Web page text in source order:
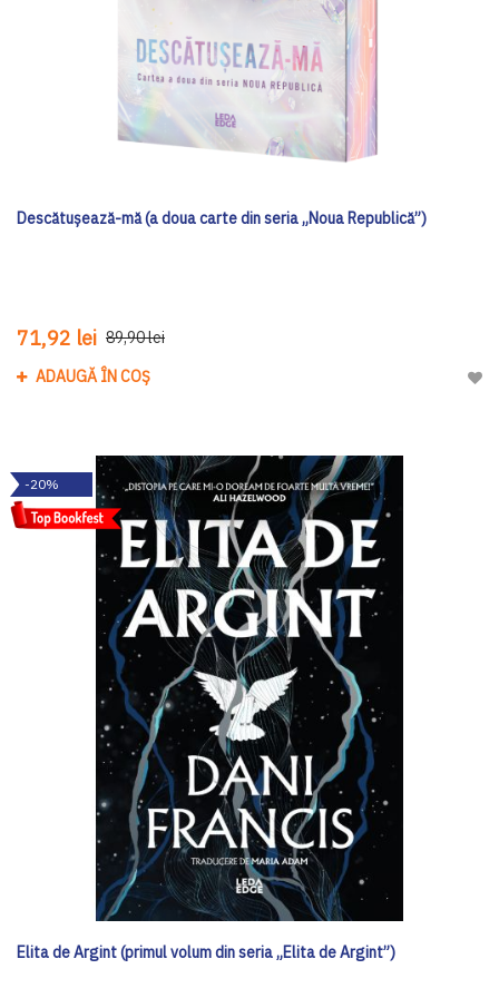
Descătușează-mă (a doua carte din seria „Noua Republică”)
71,92 lei 89,90 lei
ADAUGĂ ÎN COȘ
-20%
Elita de Argint (primul volum din seria „Elita de Argint”)